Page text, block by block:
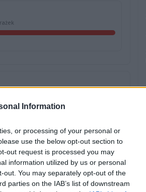
Information
or processing of your personal or
use the below opt-out section to
out request is processed you may
information utilized by us or personal
You may separately opt-out of the
parties on the IAB’s list of downstream
30.05.2026
> Klasa A Przeworsk
Mirocin
2